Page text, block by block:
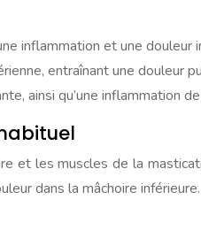
inflammation et une douleur
entraînant une douleur
ainsi qu’une inflammation
et les muscles de la
dans la mâchoire inférieure.